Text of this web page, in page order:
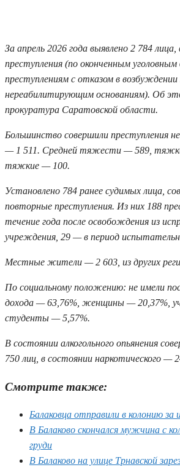
За апрель 2026 года выявлено 2 784
преступления (по оконченным уголовным
преступлениям с отказом в возбуждении
нереабилитирующим основаниям). Об
прокуратура Саратовской области.
Большинство совершили преступления
— 1 511. Средней тяжести — 589,
тяжкие — 100.
Установлено 784 ранее судимых лица,
повторные преступления. Из них 188
течение года после освобождения из
учреждения, 29 — в период
Местные жители — 2 603, из других
По социальному положению: не имели
дохода — 63,76%, женщины — 20,37%,
студенты — 5,57%.
В состоянии алкогольного опьянения
750 лиц, в состоянии наркотического —
Смотрите также:
Балаковца отправили в колонию за
В Балаково скончался мужчина с
груди
В Балаково на улице Трнавской